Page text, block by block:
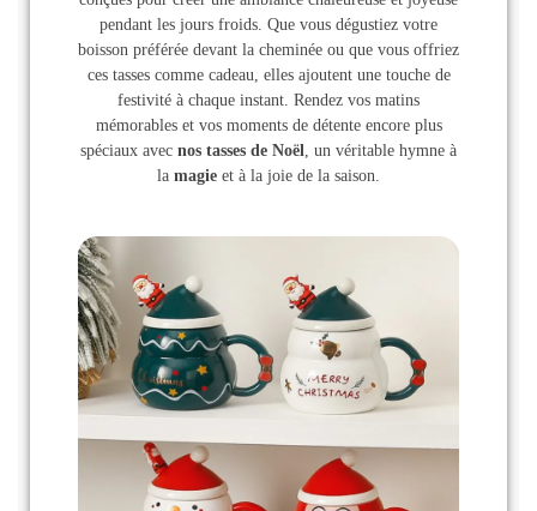
pendant les jours froids. Que vous dégustiez votre
boisson préférée devant la cheminée ou que vous offriez
ces tasses comme cadeau, elles ajoutent une touche de
festivité à chaque instant. Rendez vos matins
mémorables et vos moments de détente encore plus
spéciaux avec nos tasses de Noël , un véritable hymne à
la magie et à la joie de la saison.